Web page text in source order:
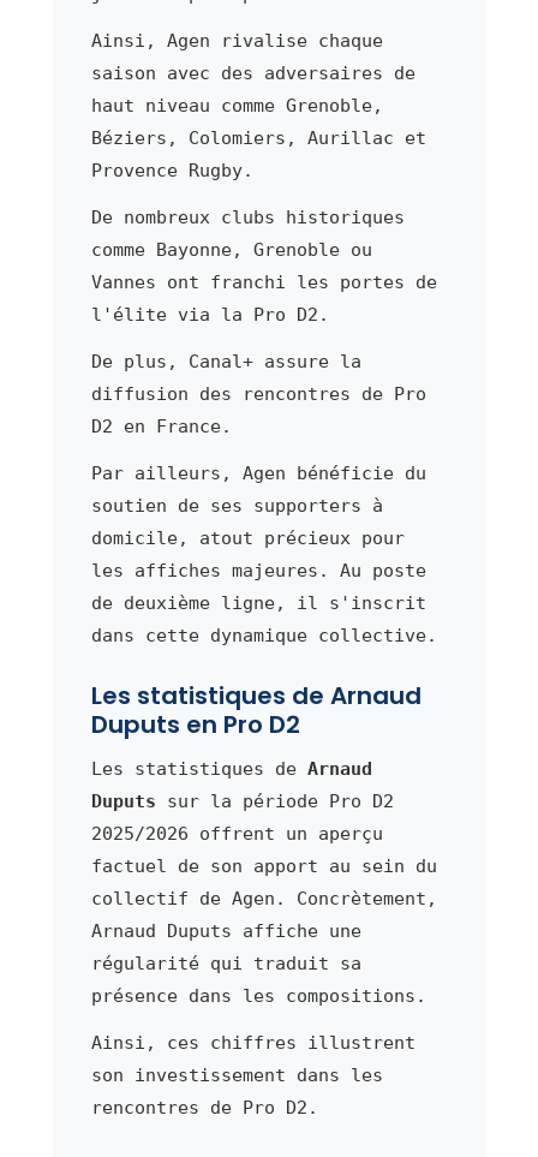
Ainsi, Agen rivalise chaque
saison avec des adversaires de
haut niveau comme Grenoble,
Béziers, Colomiers, Aurillac et
Provence Rugby.
De nombreux clubs historiques
comme Bayonne, Grenoble ou
Vannes ont franchi les portes de
l'élite via la Pro D2.
De plus, Canal+ assure la
diffusion des rencontres de Pro
D2 en France.
Par ailleurs, Agen bénéficie du
soutien de ses supporters à
domicile, atout précieux pour
les affiches majeures. Au poste
de deuxième ligne, il s'inscrit
dans cette dynamique collective.
Les statistiques de Arnaud
Duputs en Pro D2
Les statistiques de Arnaud
Duputs sur la période Pro D2
2025/2026 offrent un aperçu
factuel de son apport au sein du
collectif de Agen. Concrètement,
Arnaud Duputs affiche une
régularité qui traduit sa
présence dans les compositions.
Ainsi, ces chiffres illustrent
son investissement dans les
rencontres de Pro D2.